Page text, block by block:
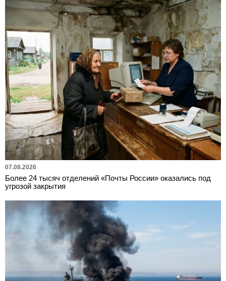
07.08.2026
Более 24 тысяч отделений «Почты России» оказались под
угрозой закрытия